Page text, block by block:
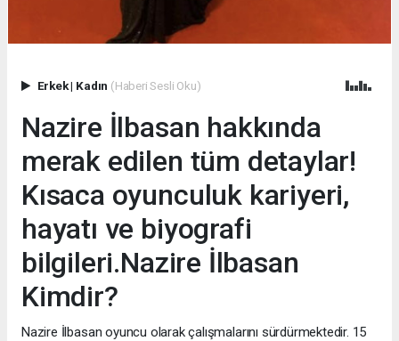
Erkek| Kadın (Haberi Sesli Oku)
Nazire İlbasan hakkında
merak edilen tüm detaylar!
Kısaca oyunculuk kariyeri,
hayatı ve biyografi
bilgileri.Nazire İlbasan
Kimdir?
Nazire İlbasan oyuncu olarak çalışmalarını sürdürmektedir. 15